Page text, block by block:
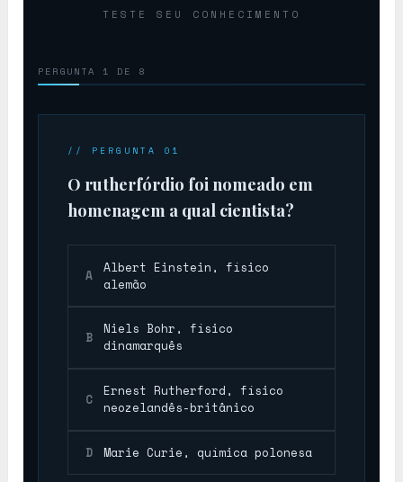
Rf
TESTE SEU CONHECIMENTO
PERGUNTA 1 DE 8
// PERGUNTA 01
O rutherfórdio foi nomeado em
homenagem a qual cientista?
A
Albert Einstein, físico
alemão
B
Niels Bohr, físico
dinamarquês
C
Ernest Rutherford, físico
neozelandês-britânico
D Marie Curie, química polonesa